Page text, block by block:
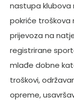
nastupa klubova
pokriće troškova
prijevoza na
registrirane
mlađe dobne
troškovi,
opreme,